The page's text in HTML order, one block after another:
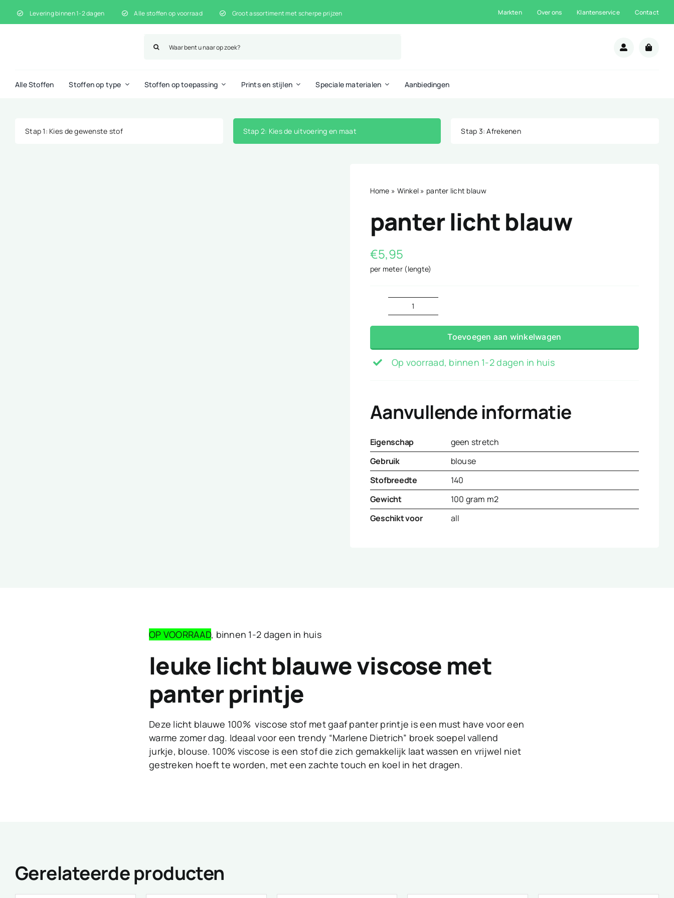
naar
Levering binnen 1-2 dagen Alle stoffen op voorraad Groot assortiment met scherpe prijzen Markten Over ons Klantenservice Contact
naar:
Alle Stoffen Stoffen op type Stoffen op toepassing Prints en stijlen Speciale materialen Aanbiedingen
Stap 1: Kies de gewenste stof Stap 2: Kies de uitvoering en maat Stap 3: Afrekenen
Home » Winkel » panter licht blauw
panter licht blauw
€5,95
per meter (lengte)
panter
licht
aantal
Toevoegen aan winkelwagen
Op voorraad, binnen 1-2 dagen in huis
Aanvullende informatie
Eigenschap
geen stretch
Gebruik
blouse
Stofbreedte
140
Gewicht
100 gram m2
Geschikt voor
all
OP VOORRAAD, binnen 1-2 dagen in huis
leuke licht blauwe viscose met
panter printje
Deze licht blauwe 100% viscose stof met gaaf panter printje is een must have voor een
warme zomer dag. Ideaal voor een trendy “Marlene Dietrich” broek soepel vallend
jurkje, blouse. 100% viscose is een stof die zich gemakkelijk laat wassen en vrijwel niet
gestreken hoeft te worden, met een zachte touch en koel in het dragen.
Gerelateerde producten